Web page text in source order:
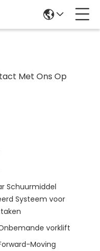
Met Ons Op
Schuurmiddel
Systeem voor
vorklift
Moving